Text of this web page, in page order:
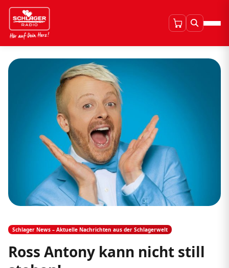
Schlager News – Aktuelle Nachrichten aus der Schlagerwelt
Ross Antony kann nicht still